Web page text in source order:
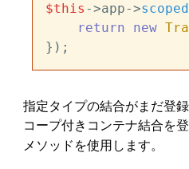
$this ->app->scoped
return
new
指定タイプの結合がまだ登
コープ付きコンテナ結合を登
メソッドを使用します。